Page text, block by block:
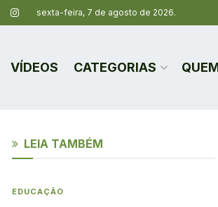
sexta-feira, 7 de agosto de 2026.
VÍDEOS CATEGORIAS
LEIA TAMBÉM
EDUCAÇÃO